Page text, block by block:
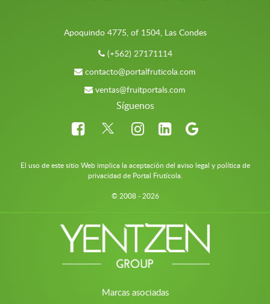
Apoquindo 4775, of 1504, Las Condes
(+562) 27171114
contacto@portalfruticola.com
ventas@fruitportals.com
Síguenos
El uso de este sitio Web implica la aceptación del aviso legal y política de
privacidad de Portal Frutícola.
© 2008 - 2026
Marcas asociadas